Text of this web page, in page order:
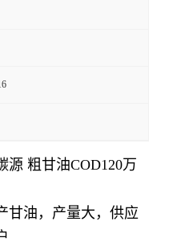
源 粗甘油COD120万
甘油，产量大，供应